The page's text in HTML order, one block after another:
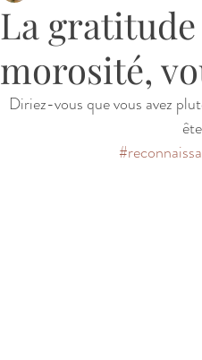
La
morosité,
Diriez-vous que vous avez